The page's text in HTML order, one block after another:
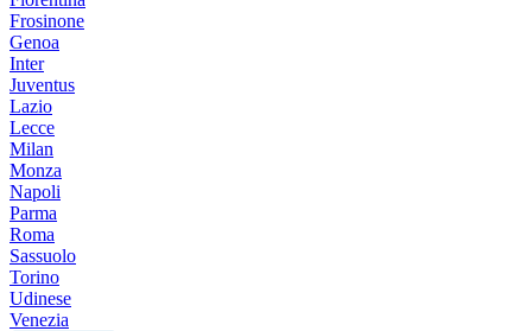
Frosinone
Genoa
Inter
Juventus
Lazio
Lecce
Milan
Monza
Napoli
Parma
Roma
Sassuolo
Torino
Udinese
Venezia